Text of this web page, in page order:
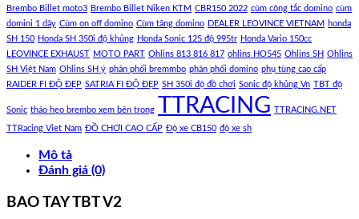
Brembo Billet moto3 Brembo Billet Niken KTM CBR150 2022 cùm công tắc domino cùm
domini 1 dây Cùm on off domino Cùm tăng domino DEALER LEOVINCE VIETNAM honda
SH 150 Honda SH 350i độ khủng Honda Sonic 125 độ 995tr Honda Vario 150cc
LEOVINCE EXHAUST MOTO PART Ohlins 813 816 817 ohlins HO545 Ohlins SH Ohlins
SH Việt Nam Ohlins SH ý phân phối bremmbo phân phối domino phụ tùng cao cấp
RAIDER FI ĐỘ ĐẸP SATRIA FI ĐỘ ĐẸP SH 350i độ đồ chơi Sonic độ khủng Vn TBT độ
Sonic tháo heo brembo xem bên trong TTRACING TTRACING.NET
TTRacing Viet Nam ĐỒ CHƠI CAO CẤP Độ xe CB150 độ xe sh
Mô tả
Đánh giá (0)
BAO TAY TBT V2